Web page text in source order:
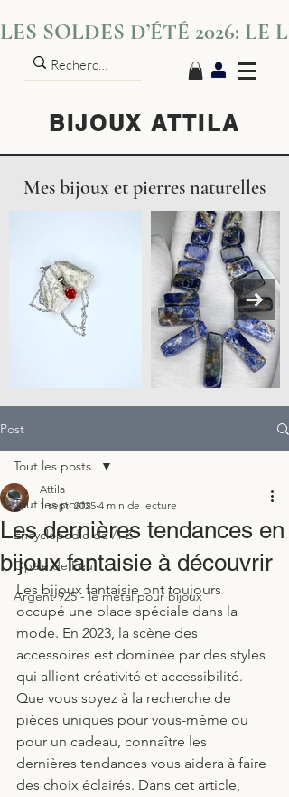
BIJOUX ATTILA
LES SOLDES D’ÉTÉ 2026:
Mes bijoux et pierres naturelles
Post
Tout les posts
Encyclopedie de A-Z
Opale de Feu
Argent 925 - le métal pour bijoux
Tout les posts
Les dernières tendances en
bijoux fantaisie à découvrir
Attila
1 sept. 2025 4 min de lecture
Les bijoux fantaisie ont toujours
occupé une place spéciale dans la
mode. En 2023, la scène des
accessoires est dominée par des styles
qui allient créativité et accessibilité.
Que vous soyez à la recherche de
pièces uniques pour vous-même ou
pour un cadeau, connaître les
dernières tendances vous aidera à faire
des choix éclairés. Dans cet article,